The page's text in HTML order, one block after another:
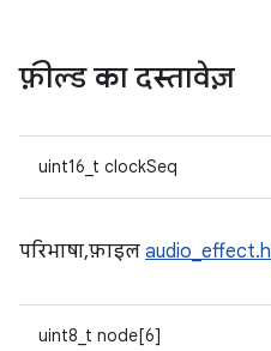
फ़ील्ड का दस्तावेज़
uint16_t clockSeq
परिभाषा, फ़ाइल audio_effect.h
uint8_t node[6]